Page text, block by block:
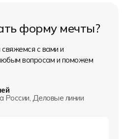
форму мечты?
с вами и
вопросам и поможем
Деловые линии